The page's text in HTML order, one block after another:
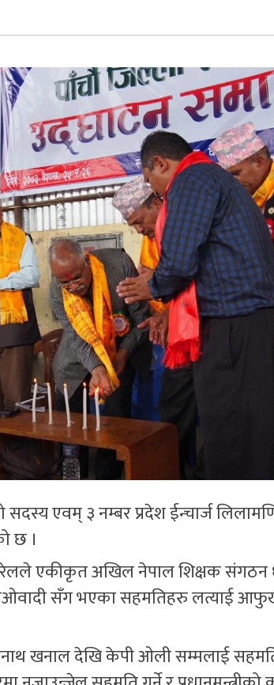
सदस्य एवम् ३ नम्बर प्रदेश ईन्चार्ज
छ ।
एकीकृत अखिल नेपाल शिक्षक संगठन
सँग भएका सहमतिहरु लत्याई
खनाल देखि केपी ओली सम्मलाई सहमति